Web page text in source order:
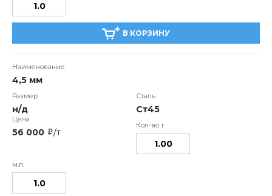
В КОРЗИНУ
4,5 мм
н/д Ст45
56 000 i/т